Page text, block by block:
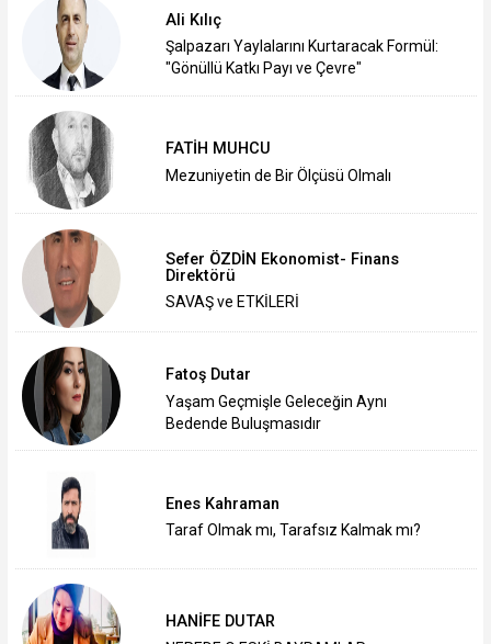
Ali Kılıç
Şalpazarı Yaylalarını Kurtaracak Formül:
"Gönüllü Katkı Payı ve Çevre"
FATİH MUHCU
Mezuniyetin de Bir Ölçüsü Olmalı
Sefer ÖZDİN Ekonomist- Finans
Direktörü
SAVAŞ ve ETKİLERİ
Fatoş Dutar
Yaşam Geçmişle Geleceğin Aynı
Bedende Buluşmasıdır
Enes Kahraman
Taraf Olmak mı, Tarafsız Kalmak mı?
HANİFE DUTAR